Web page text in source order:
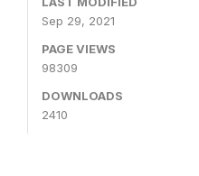
Sep 29, 2021
PAGE VIEWS
98309
DOWNLOADS
2410